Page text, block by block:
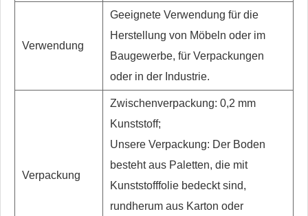
Verwendung
Geeignete Verwendung für die
Herstellung von Möbeln oder im
Baugewerbe, für Verpackungen
oder in der Industrie.
Verpackung
Zwischenverpackung: 0,2 mm
Kunststoff;
Unsere Verpackung: Der Boden
besteht aus Paletten, die mit
Kunststofffolie bedeckt sind,
rundherum aus Karton oder